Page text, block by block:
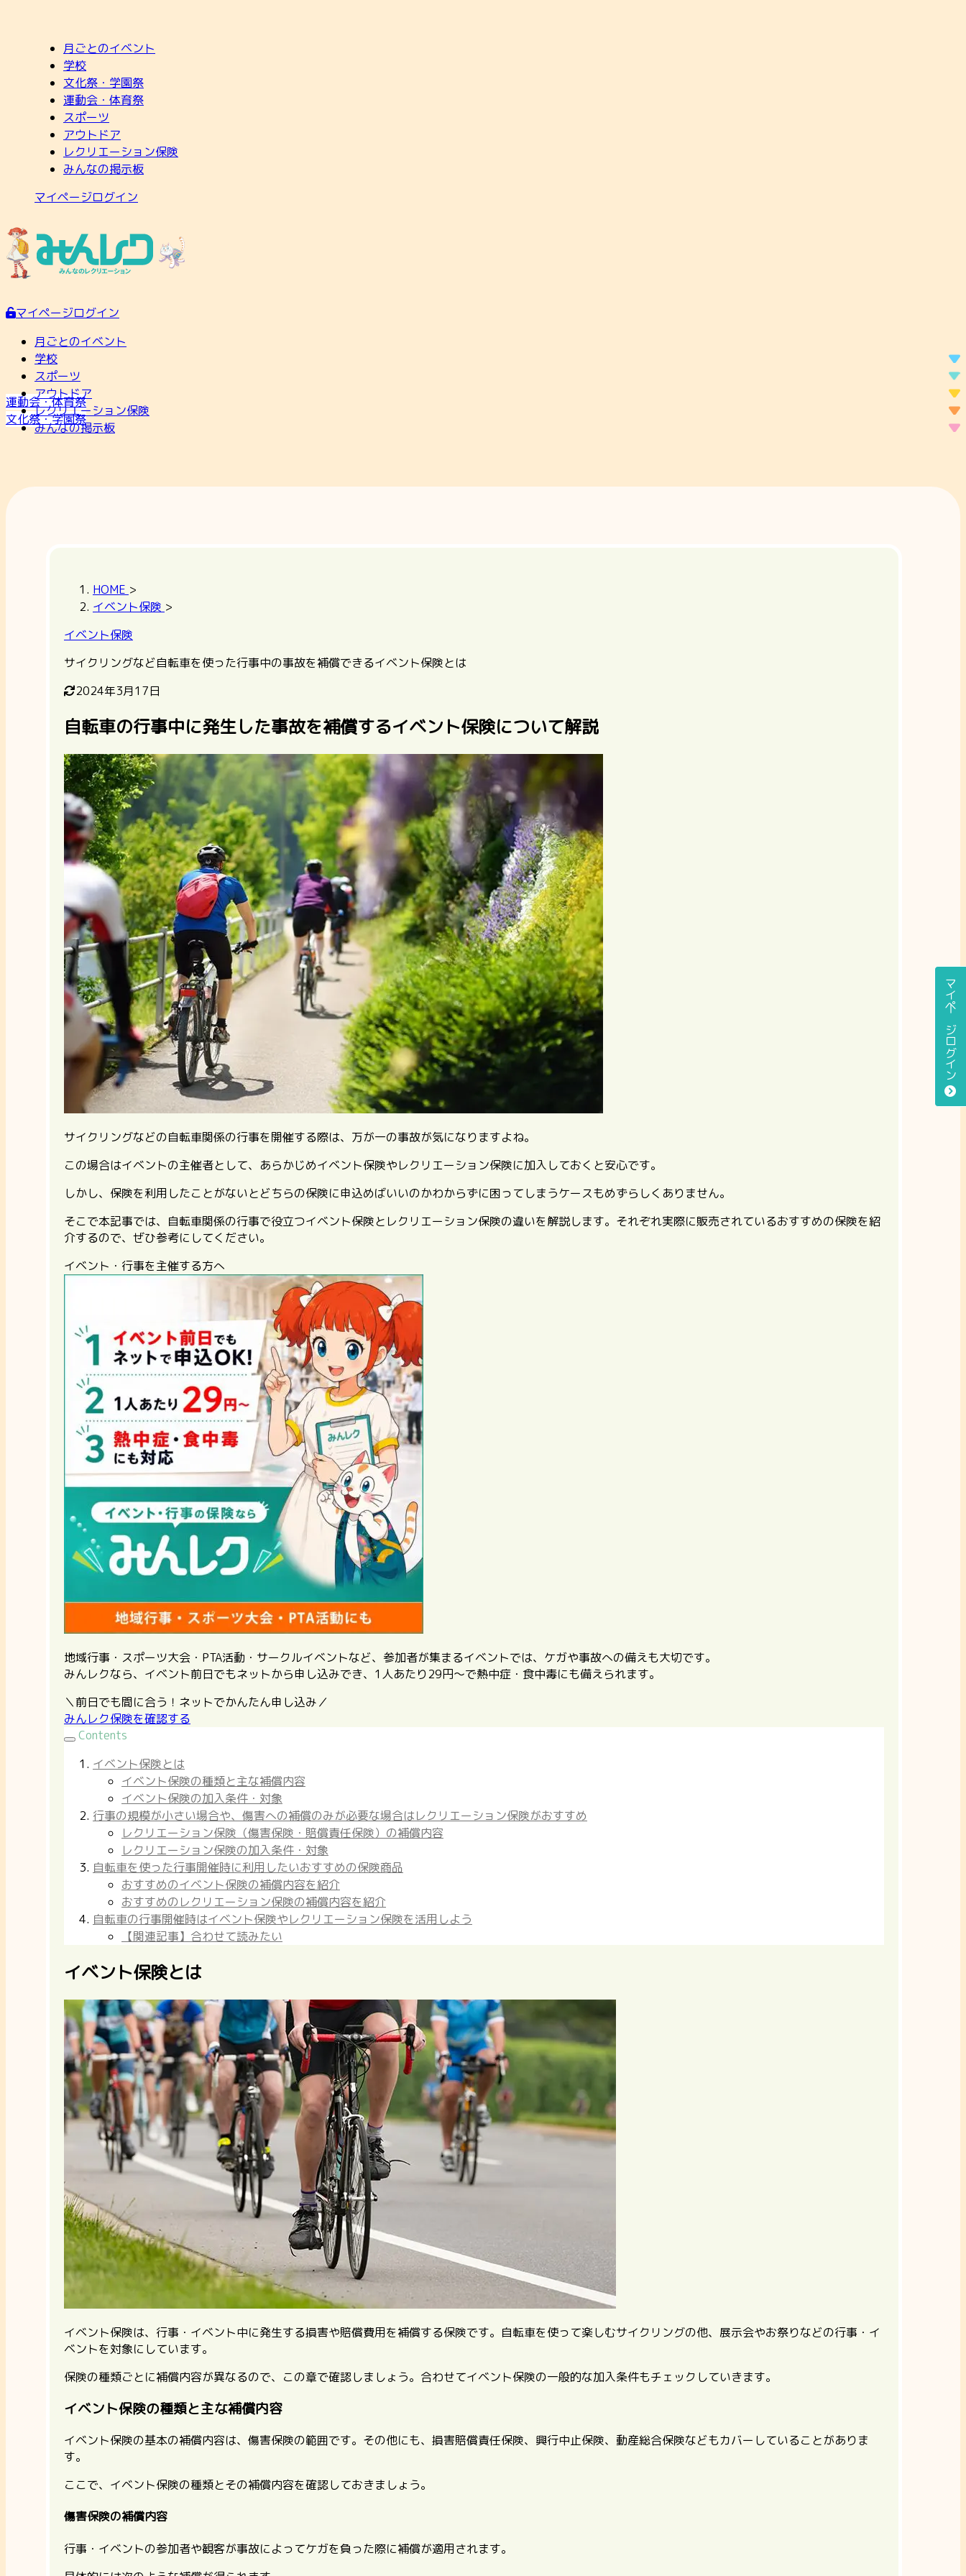
月ごとのイベント
学校
文化祭・学園祭
運動会・体育祭
スポーツ
アウトドア
レクリエーション保険
みんなの掲示板
マイページログイン
マイページログイン
マイページログイン
月ごとのイベント
学校
運動会・体育祭
文化祭・学園祭
スポーツ
アウトドア
レクリエーション保険
みんなの掲示板
HOME >
イベント保険 >
イベント保険
サイクリングなど自転車を使った行事中の事故を補償できるイベント保険とは
2024年3月17日
自転車の行事中に発生した事故を補償するイベント保険について解説
サイクリングなどの自転車関係の行事を開催する際は、万が一の事故が気になりますよね。
この場合はイベントの主催者として、あらかじめイベント保険やレクリエーション保険に加入しておくと安心です。
しかし、保険を利用したことがないとどちらの保険に申込めばいいのかわからずに困ってしまうケースもめずらしくありません。
そこで本記事では、自転車関係の行事で役立つイベント保険とレクリエーション保険の違いを解説します。それぞれ実際に販売されているおすすめの保険を紹
介するので、ぜひ参考にしてください。
イベント・行事を主催する方へ
地域行事・スポーツ大会・PTA活動・サークルイベントなど、参加者が集まるイベントでは、ケガや事故への備えも大切です。
みんレクなら、イベント前日でもネットから申し込みでき、1人あたり29円〜で熱中症・食中毒にも備えられます。
＼前日でも間に合う！ネットでかんたん申し込み／
みんレク保険を確認する
Contents
イベント保険とは
イベント保険の種類と主な補償内容
イベント保険の加入条件・対象
行事の規模が小さい場合や、傷害への補償のみが必要な場合はレクリエーション保険がおすすめ
レクリエーション保険（傷害保険・賠償責任保険）の補償内容
レクリエーション保険の加入条件・対象
自転車を使った行事開催時に利用したいおすすめの保険商品
おすすめのイベント保険の補償内容を紹介
おすすめのレクリエーション保険の補償内容を紹介
自転車の行事開催時はイベント保険やレクリエーション保険を活用しよう
【関連記事】合わせて読みたい
イベント保険とは
イベント保険は、行事・イベント中に発生する損害や賠償費用を補償する保険です。自転車を使って楽しむサイクリングの他、展示会やお祭りなどの行事・イ
ベントを対象にしています。
保険の種類ごとに補償内容が異なるので、この章で確認しましょう。合わせてイベント保険の一般的な加入条件もチェックしていきます。
イベント保険の種類と主な補償内容
イベント保険の基本の補償内容は、傷害保険の範囲です。その他にも、損害賠償責任保険、興行中止保険、動産総合保険などもカバーしていることがありま
す。
ここで、イベント保険の種類とその補償内容を確認しておきましょう。
傷害保険の補償内容
行事・イベントの参加者や観客が事故によってケガを負った際に補償が適用されます。